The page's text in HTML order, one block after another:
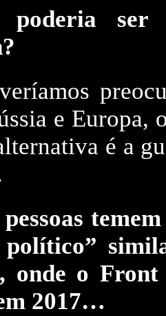
poderia ser
e Europa,
é a
político”
onde o
2017…